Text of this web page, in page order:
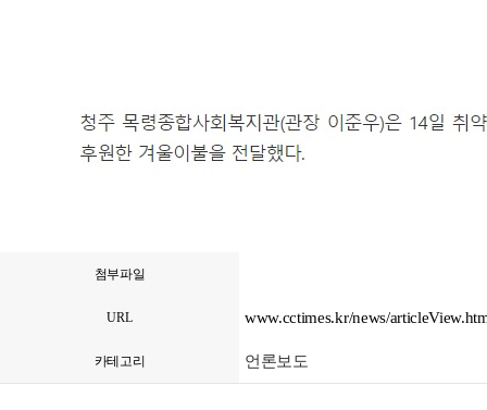
첨부파일
URL www.cctimes.kr/news/
카테고리 언론보도